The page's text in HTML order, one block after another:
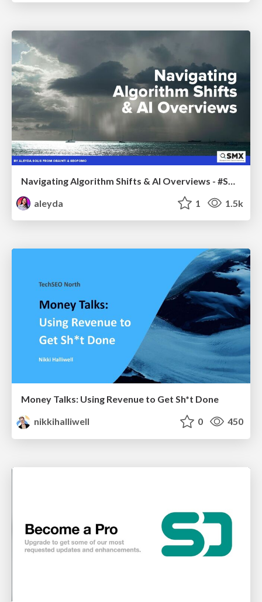
aleyda
1 1.5k
Money Talks: Using Revenue to Get Sh*t Done
nikkihalliwell
0 450